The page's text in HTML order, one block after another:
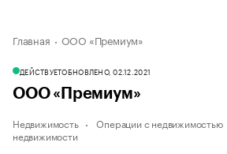
Главная ООО «Премиум»
ДЕЙСТВУЕТОБНОВЛЕНО, 02.12.2021
ООО «Премиум»
Недвижимость Операции с недвижимостью
недвижимости